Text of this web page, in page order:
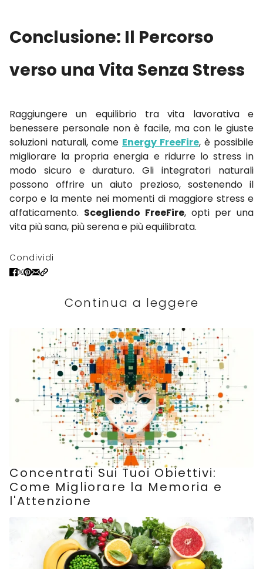
Conclusione: Il Percorso
verso una Vita Senza Stress
Raggiungere un equilibrio tra vita lavorativa e
benessere personale non è facile, ma con le giuste
soluzioni naturali, come Energy FreeFire, è possibile
migliorare la propria energia e ridurre lo stress in
modo sicuro e duraturo. Gli integratori naturali
possono offrire un aiuto prezioso, sostenendo il
corpo e la mente nei momenti di maggiore stress e
affaticamento. Scegliendo FreeFire, opti per una
vita più sana, più serena e più equilibrata.
Condividi
Continua a leggere
Concentrati Sui Tuoi Obiettivi:
Come Migliorare la Memoria e
l'Attenzione